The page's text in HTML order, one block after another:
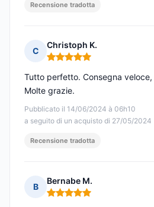
Recensione tradotta
C
Christoph K.
Nota: 5 su 5
Pubblicato il 14/06/2024 à 06h10
a seguito di un acquisto di 27/05/2024
Tutto perfetto. Consegna veloce,
Molte grazie.
Recensione tradotta
B
Bernabe M.
Nota: 5 su 5